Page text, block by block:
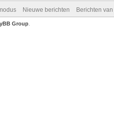
Nieuwe berichten Berichten
Group